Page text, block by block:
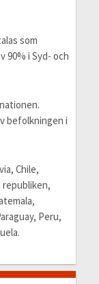
som
90% i Syd- och
befolkningen i
Chile,
republiken,
Peru,